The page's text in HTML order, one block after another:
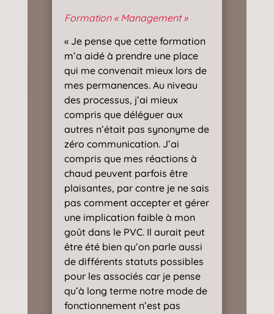
Formation « Management »
« Je pense que cette formation
m’a aidé à prendre une place
qui me convenait mieux lors de
mes permanences. Au niveau
des processus, j’ai mieux
compris que déléguer aux
autres n’était pas synonyme de
zéro communication. J’ai
compris que mes réactions à
chaud peuvent parfois être
plaisantes, par contre je ne sais
pas comment accepter et gérer
une implication faible à mon
goût dans le PVC. Il aurait peut
être été bien qu’on parle aussi
de différents statuts possibles
pour les associés car je pense
qu’à long terme notre mode de
fonctionnement n’est pas